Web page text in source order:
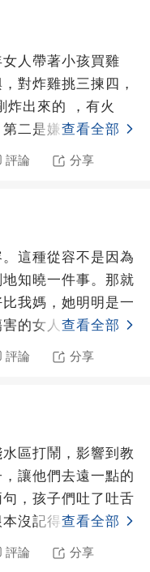
人帶著小孩買雞
對炸雞挑三揀四，
炸出來的 ，有火
二是嫌孩子買的
查看全部
評論 分享
這種從容不是因為
知曉一件事。那就
我媽，她明明是一
的女人，卻非常不
查看全部
評論 分享
區打鬧，影響到教
讓他們去遠一點的
，孩子們吐了吐舌
沒記得這件事。等
查看全部
評論 分享